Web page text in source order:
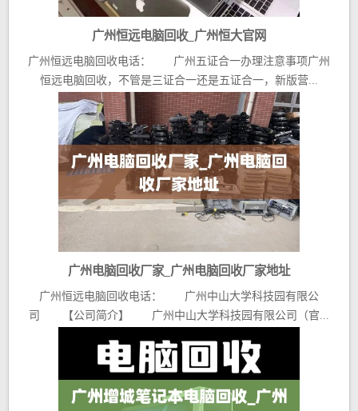
广州恒远电脑回收_广州恒大官网
广州恒远电脑回收电话： 广州五证合一办理注意事项广州
恒远电脑回收，不管是三证合一还是五证合一，新版营...
广州电脑回收厂家_广州电脑回收厂家地址
广州恒远电脑回收电话： 广州中山大学科技园有限公
司 【公司简介】 广州中山大学科技园有限公司（官...